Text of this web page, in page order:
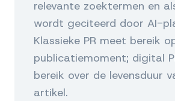
relevante zoektermen en
wordt geciteerd door AI-
Klassieke PR meet bereik
publicatiemoment; digital
bereik over de levensduur
artikel.